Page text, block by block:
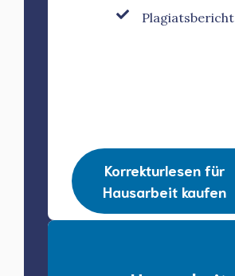
Plagiatsbericht
Korrekturlesen für
Hausarbeit kaufen